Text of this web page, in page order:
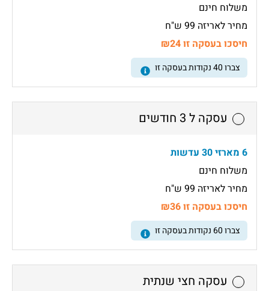
משלוח חינם
מחיר לאריזה 99 ש"ח
חיסכו בעסקה זו ₪24
צברו40נקודות בעסקה זו
עסקה ל 3 חודשים
6 מארזי 30 עדשות
משלוח חינם
מחיר לאריזה 99 ש"ח
חיסכו בעסקה זו ₪36
צברו60 נקודות בעסקה זו
עסקה חצי שנתית